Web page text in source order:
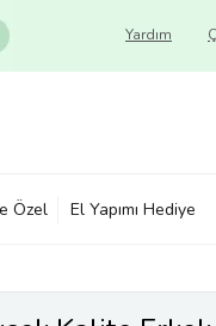
Yardım
Özel El Yapımı Hediye